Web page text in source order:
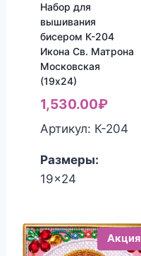
Набор для
вышивания
бисером К-204
Икона Св. Матрона
Московская
(19х24)
1,530.00₽
Артикул: К-204
Размеры:
19x24
Акция